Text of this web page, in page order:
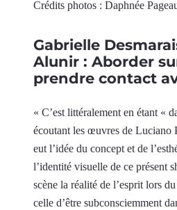
Crédits photos : Daphnée
Gabrielle
Alunir : Aborder
prendre contact
« C’est littéralement en étant «
écoutant les œuvres de Luciano
eut l’idée du concept et de
l’identité visuelle de ce présent
scène la réalité de l’esprit lors
celle d’être subconsciemment